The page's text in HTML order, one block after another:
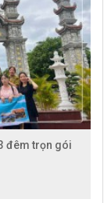
đêm trọn gói